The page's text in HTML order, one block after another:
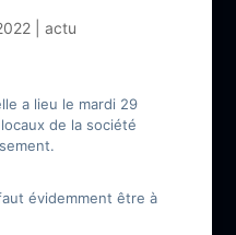
| actu
a lieu le mardi 29
de la société
évidemment être à